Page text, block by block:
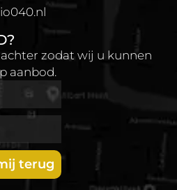
zodat wij u kunnen
aanbod.
terug